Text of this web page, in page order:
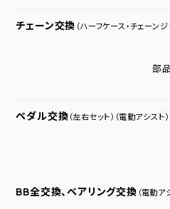
チェーン交換 （ハーフケース・チェーンジ
部
ペダル交換 （左右セット） （電動アシスト）
BB全交換、ベアリング交換 （電動ア